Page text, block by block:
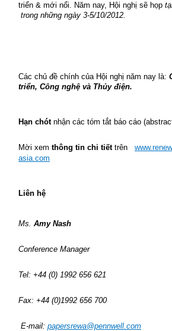
triển & mới nổi. Năm nay, Hội nghị sẽ họp
trong những ngày 3-5/10/2012.
Các chủ đề chính của Hội nghị năm nay là:
triển, Công nghệ và Thủy điện.
Hạn chótnhận các tóm tắt báo cáo
Mời xem thông tin chi tiếttrên
asia.com
Liên hệ
Ms. Amy Nash
Conference Manager
Tel: +44 (0) 1992 656 621
Fax: +44 (0)1992 656 700
E-mail: papersrewa@pennwell.com